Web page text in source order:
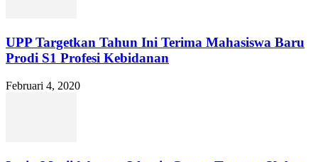
UPP Targetkan Tahun Ini Terima Mahasiswa Baru
Prodi S1 Profesi Kebidanan
Februari 4, 2020